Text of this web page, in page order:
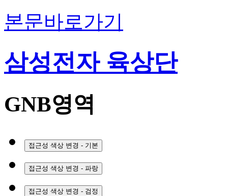
본문바로가기
삼성전자 육상단
GNB영역
접근성 색상 변경 - 기본
접근성 색상 변경 - 파랑
접근성 색상 변경 - 검정